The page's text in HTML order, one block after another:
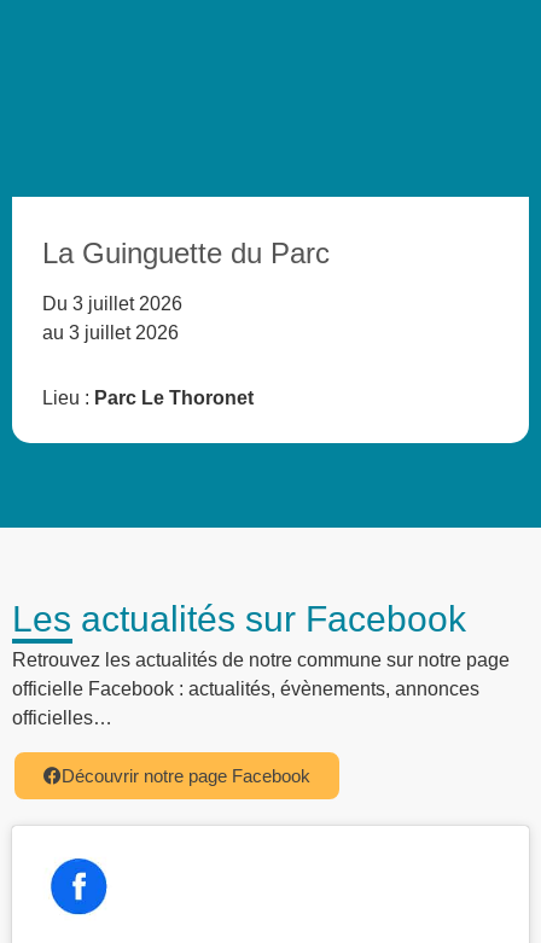
La Guinguette du Parc
Du 3 juillet 2026
au 3 juillet 2026
Lieu : Parc Le Thoronet
Les actualités sur Facebook
Retrouvez les actualités de notre commune sur notre page
officielle Facebook : actualités, évènements, annonces
officielles…
Découvrir notre page Facebook